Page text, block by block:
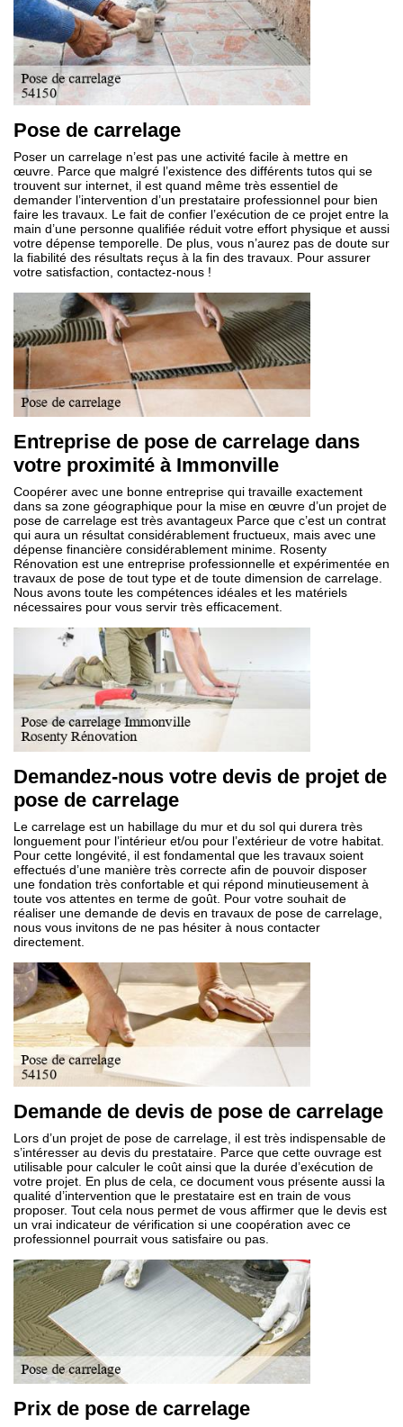
Pose de carrelage
Poser un carrelage n’est pas une activité facile à mettre en
œuvre. Parce que malgré l’existence des différents tutos qui se
trouvent sur internet, il est quand même très essentiel de
demander l’intervention d’un prestataire professionnel pour bien
faire les travaux. Le fait de confier l’exécution de ce projet entre la
main d’une personne qualifiée réduit votre effort physique et aussi
votre dépense temporelle. De plus, vous n’aurez pas de doute sur
la fiabilité des résultats reçus à la fin des travaux. Pour assurer
votre satisfaction, contactez-nous !
Entreprise de pose de carrelage dans
votre proximité à Immonville
Coopérer avec une bonne entreprise qui travaille exactement
dans sa zone géographique pour la mise en œuvre d’un projet de
pose de carrelage est très avantageux Parce que c’est un contrat
qui aura un résultat considérablement fructueux, mais avec une
dépense financière considérablement minime. Rosenty
Rénovation est une entreprise professionnelle et expérimentée en
travaux de pose de tout type et de toute dimension de carrelage.
Nous avons toute les compétences idéales et les matériels
nécessaires pour vous servir très efficacement.
Demandez-nous votre devis de projet de
pose de carrelage
Le carrelage est un habillage du mur et du sol qui durera très
longuement pour l’intérieur et/ou pour l’extérieur de votre habitat.
Pour cette longévité, il est fondamental que les travaux soient
effectués d’une manière très correcte afin de pouvoir disposer
une fondation très confortable et qui répond minutieusement à
toute vos attentes en terme de goût. Pour votre souhait de
réaliser une demande de devis en travaux de pose de carrelage,
nous vous invitons de ne pas hésiter à nous contacter
directement.
Demande de devis de pose de carrelage
Lors d’un projet de pose de carrelage, il est très indispensable de
s’intéresser au devis du prestataire. Parce que cette ouvrage est
utilisable pour calculer le coût ainsi que la durée d’exécution de
votre projet. En plus de cela, ce document vous présente aussi la
qualité d’intervention que le prestataire est en train de vous
proposer. Tout cela nous permet de vous affirmer que le devis est
un vrai indicateur de vérification si une coopération avec ce
professionnel pourrait vous satisfaire ou pas.
Prix de pose de carrelage